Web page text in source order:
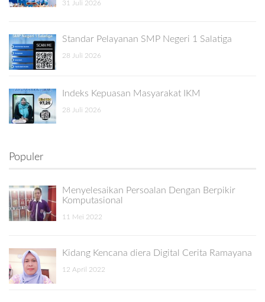
31 Juli 2026
Standar Pelayanan SMP Negeri 1 Salatiga
28 Juli 2026
Indeks Kepuasan Masyarakat IKM
28 Juli 2026
Populer
Menyelesaikan Persoalan Dengan Berpikir
Komputasional
11 Mei 2022
Kidang Kencana diera Digital Cerita Ramayana
12 April 2022